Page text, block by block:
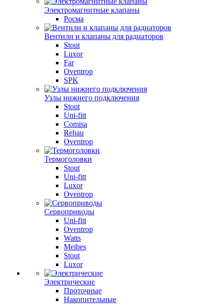
Электромагнитные клапаны
Росма
Вентили и клапаны для радиаторов
Stout
Luxor
Far
Oventrop
SPK
Узлы нижнего подключения
Stout
Uni-fitt
Comisa
Rehau
Oventrop
Термоголовки
Stout
Uni-fitt
Luxor
Oventrop
Сервоприводы
Uni-fitt
Oventrop
Watts
Meibes
Stout
Luxor
Электрические
Проточные
Накопительные